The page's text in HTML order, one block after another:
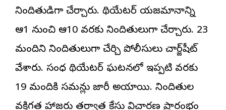
నిందితుడిగా చేర్చారు. థియేటర్ యజమాన్యాన్ని
ఆ1 నుంచి ఆ10 వరకు నిందితులుగా చేర్చారు. 23
మందిని నిందితులుగా చేర్చి పోలీసులు చార్జ్‌షీట్‌
వేశారు. సంధ్య థియేటర్ ఘటనలో ఇప్పటి వరకు
19 మందికి సమన్లు జారీ అయ్యాయి. నిందితుల
వ్యక్తిగత హాజరు తర్వాత కేసు విచారణ ప్రారంభం